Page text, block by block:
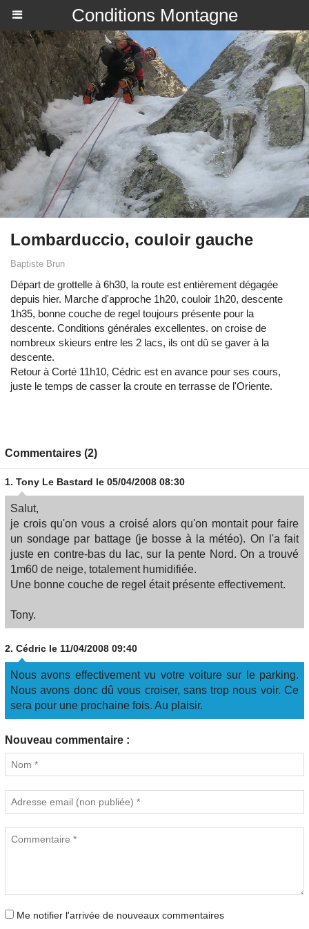
Conditions Montagne
Lombarduccio, couloir gauche
Baptiste Brun
Départ de grottelle à 6h30, la route est entièrement dégagée
depuis hier. Marche d'approche 1h20, couloir 1h20, descente
1h35, bonne couche de regel toujours présente pour la
descente. Conditions générales excellentes. on croise de
nombreux skieurs entre les 2 lacs, ils ont dû se gaver à la
descente.
Retour à Corté 11h10, Cédric est en avance pour ses cours,
juste le temps de casser la croute en terrasse de l'Oriente.
Commentaires (2)
1. Tony Le Bastard le 05/04/2008 08:30
Salut,
je crois qu'on vous a croisé alors qu'on montait pour faire
un sondage par battage (je bosse à la météo). On l'a fait
juste en contre-bas du lac, sur la pente Nord. On a trouvé
1m60 de neige, totalement humidifiée.
Une bonne couche de regel était présente effectivement.
Tony.
2. Cédric le 11/04/2008 09:40
Nous avons effectivement vu votre voiture sur le parking.
Nous avons donc dû vous croiser, sans trop nous voir. Ce
sera pour une prochaine fois. Au plaisir.
Nouveau commentaire :
Me notifier l'arrivée de nouveaux commentaires